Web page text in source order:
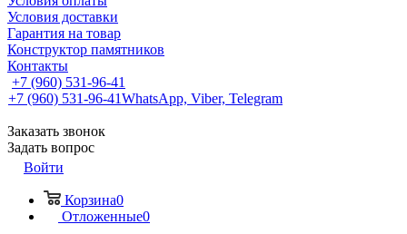
Условия доставки
Гарантия на товар
Конструктор памятников
Контакты
+7 (960) 531-96-41
+7 (960) 531-96-41WhatsApp, Viber, Telegram
Заказать звонок
Задать вопрос
Войти
Корзина0
Отложенные0